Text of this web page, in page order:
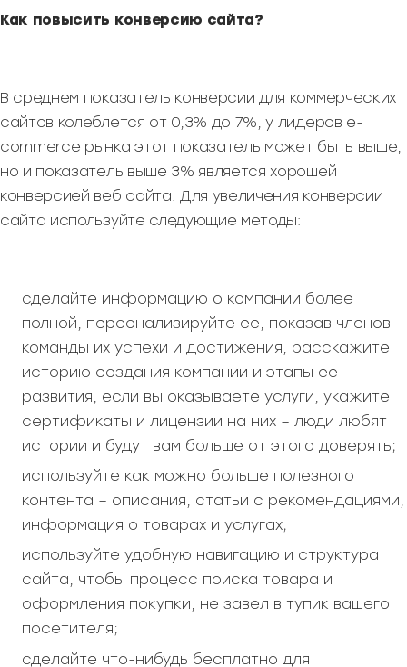
Как повысить конверсию сайта?
В среднем показатель конверсии для коммерческих
сайтов колеблется от 0,3% до 7%, у лидеров e-
commerce рынка этот показатель может быть выше,
но и показатель выше 3% является хорошей
конверсией веб сайта. Для увеличения конверсии
сайта используйте следующие методы:
сделайте информацию о компании более
полной, персонализируйте ее, показав членов
команды их успехи и достижения, расскажите
историю создания компании и этапы ее
развития, если вы оказываете услуги, укажите
сертификаты и лицензии на них – люди любят
истории и будут вам больше от этого доверять;
используйте как можно больше полезного
контента – описания, статьи с рекомендациями,
информация о товарах и услугах;
используйте удобную навигацию и структура
сайта, чтобы процесс поиска товара и
оформления покупки, не завел в тупик вашего
посетителя;
сделайте что-нибудь бесплатно для